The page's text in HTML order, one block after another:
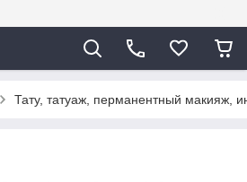
Тату, татуаж, перманентный макияж,